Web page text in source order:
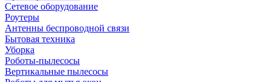
Сетевое оборудование
Роутеры
Антенны беспроводной связи
Бытовая техника
Уборка
Роботы-пылесосы
Вертикальные пылесосы